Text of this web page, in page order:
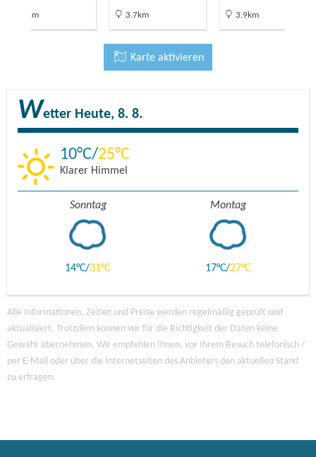
7.1km 3.7km 3.9km
Karte aktivieren
Wetter Heute, 8. 8.
10 25
Klarer Himmel
Sonntag
14 31
Montag
17 27
Alle Informationen, Zeiten und Preise werden regelmäßig geprüft und
aktualisiert. Trotzdem können wir für die Richtigkeit der Daten keine
Gewähr übernehmen. Wir empfehlen Ihnen, vor Ihrem Besuch telefonisch /
per E-Mail oder über die Internetseiten des Anbieters den aktuellen Stand
zu erfragen.